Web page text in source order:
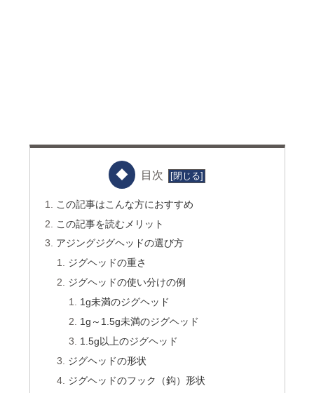
目次
この記事はこんな方におすすめ
この記事を読むメリット
アジングジグヘッドの選び方
ジグヘッドの重さ
ジグヘッドの使い分けの例
1g未満のジグヘッド
1g～1.5g未満のジグヘッド
1.5g以上のジグヘッド
ジグヘッドの形状
ジグヘッドのフック（鈎）形状